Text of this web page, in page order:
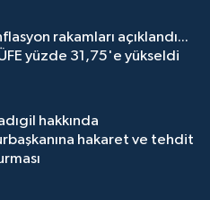
rakamları açıklandı...
yüzde 31,75'e yükseldi
hakkında
hakaret ve tehdit